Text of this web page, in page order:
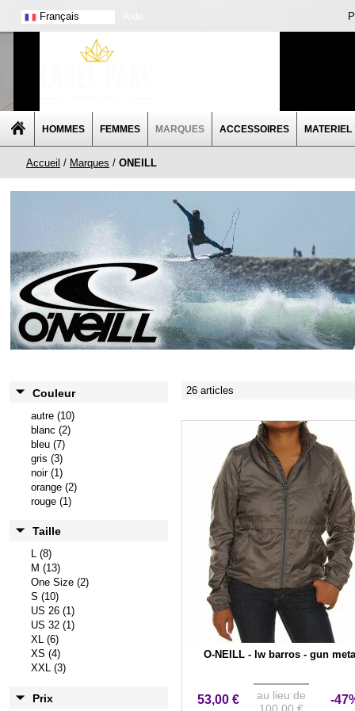
Français
HOMMES FEMMES MARQUES ACCESSOIRES MATERIEL
Accueil / Marques / ONEILL
Couleur
autre (10)
blanc (2)
bleu (7)
gris (3)
noir (1)
orange (2)
rouge (1)
Taille
L (8)
M (13)
One Size (2)
S (10)
US 26 (1)
US 32 (1)
XL (6)
XS (4)
XXL (3)
Prix
26 articles
O-NEILL - lw barros - gun
53,00 €
au lieu de
100,00 €
-